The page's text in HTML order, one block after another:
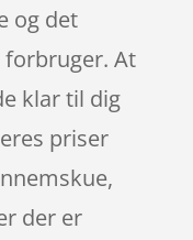
og det
At
klar til dig
priser
der er